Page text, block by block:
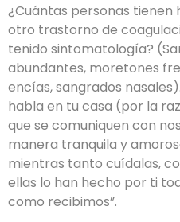
¿Cuántas personas tienen
otro trastorno de
tenido sintomatología?
abundantes, moretones
encías, sangrados
habla en tu casa (por la
que se comuniquen con
manera tranquila y
mientras tanto cuídalas,
ellas lo han hecho por ti
como recibimos”.